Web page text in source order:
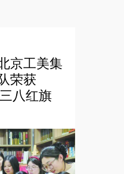
京工美集
荣获
八红旗